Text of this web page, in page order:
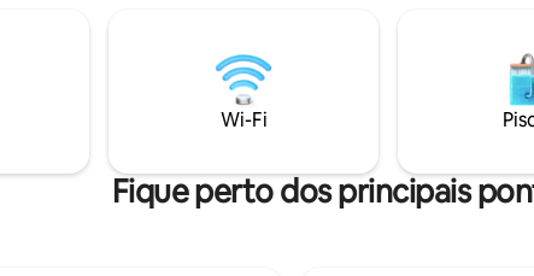
estão a uma
Ideal para
grátis; sessões
da Central de
Wi-Fi
Fique perto dos principais